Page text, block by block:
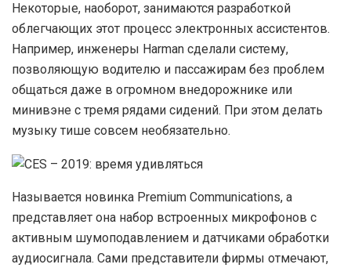
Некоторые, наоборот, занимаются разработкой
облегчающих этот процесс электронных ассистентов.
Например, инженеры Harman сделали систему,
позволяющую водителю и пассажирам без проблем
общаться даже в огромном внедорожнике или
минивэне с тремя рядами сидений. При этом делать
музыку тише совсем необязательно.
Называется новинка Premium Communications, а
представляет она набор встроенных микрофонов с
активным шумоподавлением и датчиками обработки
аудиосигнала. Сами представители фирмы отмечают,